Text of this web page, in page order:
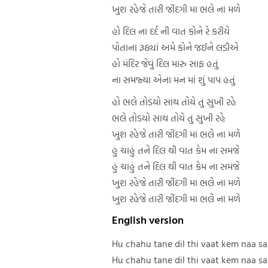
ખુશ રહેજે તારી જીંદગી મા ભલે ના મળે
હો દિલ ના દર્દ ની વાત કોને રે કરીયે
પોતાના રૂઠ્યાં અમે કોને જઈને લડીએ
હો મંદિર જેવું દિલ મારુ સાફ હતું
ના સમજ્યા એના મન માં શું પાપ હતું
હો ભલે તોડયો સાથ તોયે તું સુખી રહે
ભલે તોડયો સાથ તોયે તું સુખી રહે
ખુશ રહેજે તારી જીંદગી માં ભલે ના મળે
હું ચાહું તને દિલ થી વાત કેમ ના સમજે
હું ચાહું તને દિલ થી વાત કેમ ના સમજે
ખુશ રહેજે તારી જીંદગી મા ભલે ના મળે
ખુશ રહેજે તારી જીંદગી મા ભલે ના મળે
English version
Hu chahu tane dil thi vaat kem naa
Hu chahu tane dil thi vaat kem naa